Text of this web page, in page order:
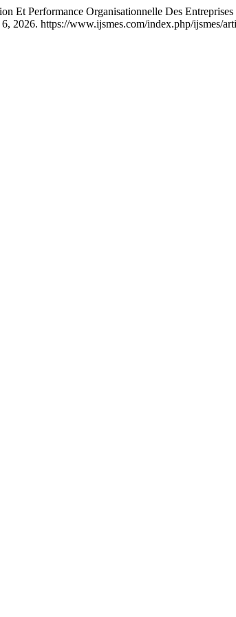
Performance Organisationnelle Des Entreprises
2026. https://www.ijsmes.com/index.php/ijsmes/